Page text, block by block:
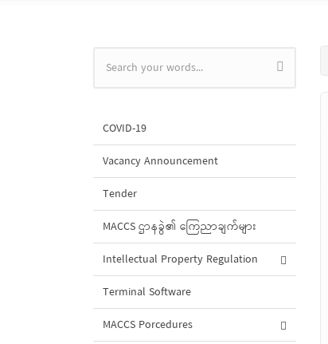
Search form
COVID-19
Vacancy Announcement
Tender
MACCS ဌာနခွဲ၏ ကြေညာချက်များ
Intellectual Property Regulation
Terminal Software
MACCS Porcedures